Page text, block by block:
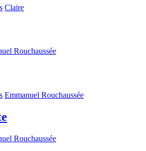
Claire
Rouchaussée
Emmanuel Rouchaussée
Rouchaussée